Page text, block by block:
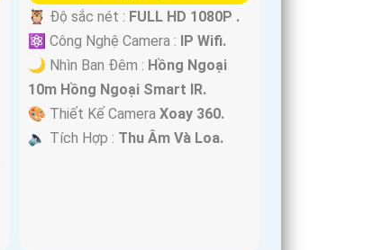
🦉 Độ sắc nét : FULL HD 1080P .
⚛️ Công Nghệ Camera : IP Wifi.
🌙 Nhìn Ban Đêm : Hồng Ngoại
10m Hồng Ngoại Smart IR.
🎨 Thiết Kế CameraXoay 360.
️🔈 Tích Hợp : Thu Âm Và Loa.